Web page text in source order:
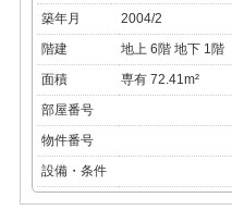
築年月
2004/2
階建
地上 6階 地下 1階
面積
専有 72.41m²
部屋番号
物件番号
設備・条件